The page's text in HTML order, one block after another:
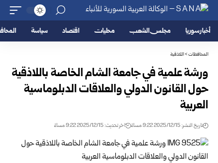
أخبار سوريا مجلس الشعب محليات اقتصاد سياسة
المحافظات>اللاذقية
ورشة علمية في جامعة الشام الخاصة باللاذقية
حول القانون الدولي والعلاقات الدبلوماسية
العربية
تاريخ النشر: 2025/12/15 9:22 مساءً اخر تحديث: 2025/12/15 9:22 مساءً